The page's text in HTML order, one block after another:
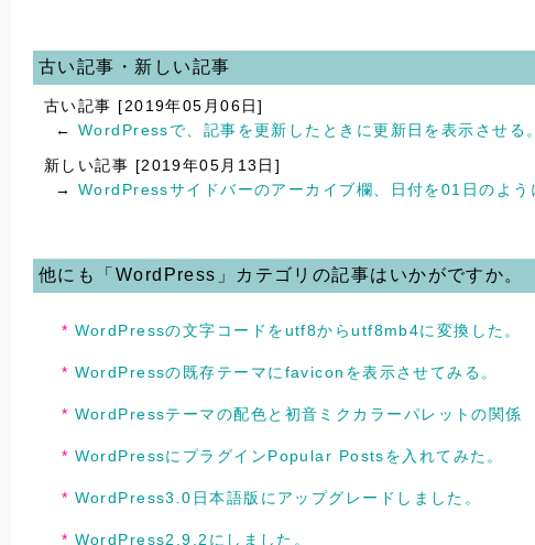
古い記事・新しい記事
古い記事 [2019年05月06日]
← WordPressで、記事を更新したときに更新日を表示させる。
新しい記事 [2019年05月13日]
→ WordPressサイドバーのアーカイブ欄、日付を01日のよう
他にも「WordPress」カテゴリの記事はいかがですか。
WordPressの文字コードをutf8からutf8mb4に変換した。
WordPressの既存テーマにfaviconを表示させてみる。
WordPressテーマの配色と初音ミクカラーパレットの関係
WordPressにプラグインPopular Postsを入れてみた。
WordPress3.0日本語版にアップグレードしました。
WordPress2.9.2にしました。